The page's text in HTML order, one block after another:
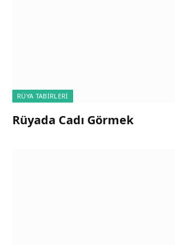
RÜYA TABIRLERI
Rüyada Cadı Görmek